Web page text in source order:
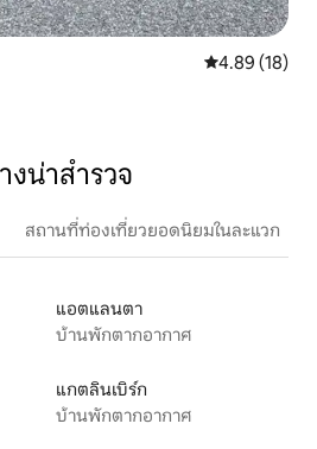
คะแนนเฉลี่ย
4.89 (18)
น่าสำรวจ
สถานที่ท่องเที่ยวยอดนิยมในละแวก
แอตแลนตา
บ้านพักตากอากาศ
แกตลินเบิร์ก
บ้านพักตากอากาศ